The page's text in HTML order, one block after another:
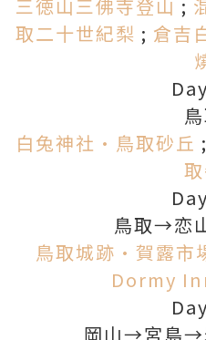
三徳山三佛寺登山 ;
取二十世紀梨 ; 倉吉
白兔神社•鳥取砂丘 ;
鳥取→恋
鳥取城跡•賀露市
Dormy
岡山→宮島→